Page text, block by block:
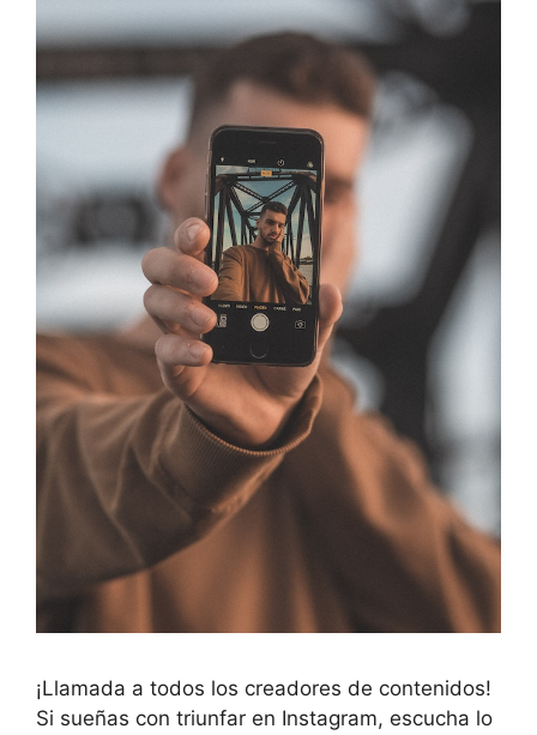
¡Llamada a todos los creadores de contenidos!
Si sueñas con triunfar en Instagram, escucha lo